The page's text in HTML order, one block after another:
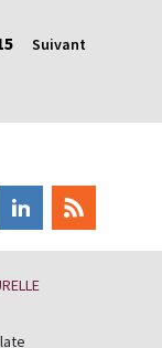
Suivant